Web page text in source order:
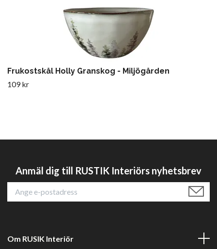
Frukostskål Holly Granskog - Miljögården
109 kr
Anmäl dig till RUSTIK Interiörs nyhetsbrev
Om RUSIK Interiör